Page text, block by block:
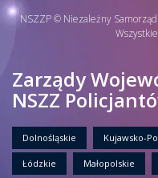
NSZZP © Niezależny
Zarządy
NSZZ
Dolnośląskie Kujawsko-
Łódzkie Małopolskie